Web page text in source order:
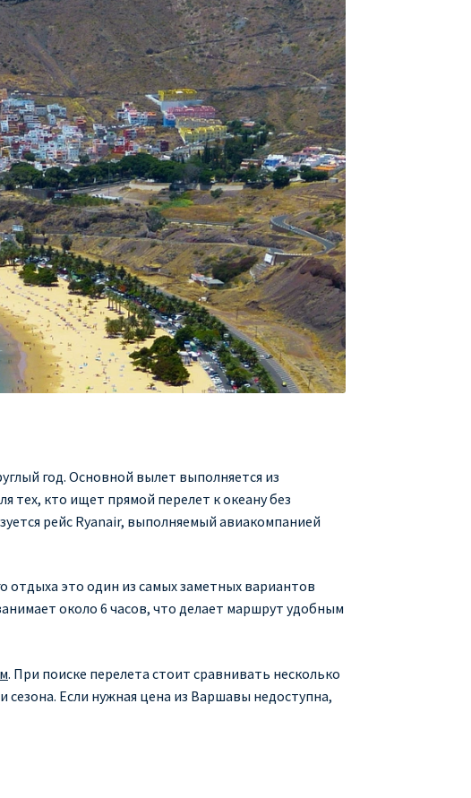
год. Основной вылет выполняется из
кто ищет прямой перелет к океану без
рейс Ryanair, выполняемый авиакомпанией
отдыха это один из самых заметных вариантов
около 6 часов, что делает маршрут удобным
. При поиске перелета стоит сравнивать несколько
сезона. Если нужная цена из Варшавы недоступна,